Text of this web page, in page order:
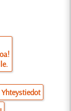
Yhteystiedot